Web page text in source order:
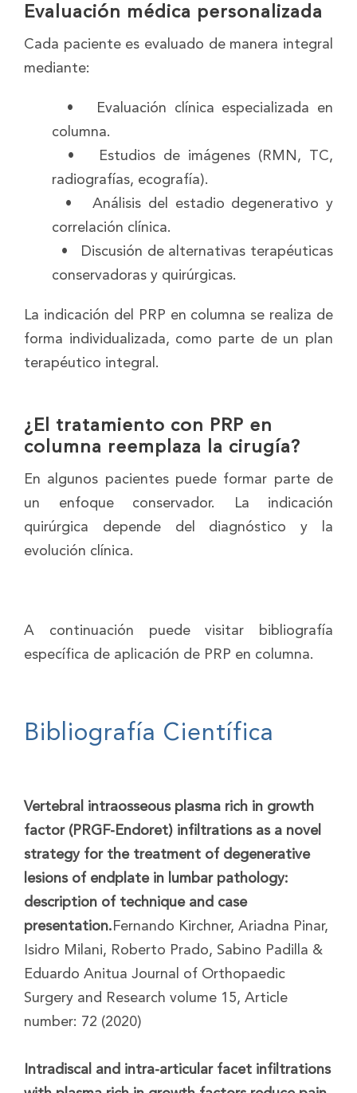
Evaluación médica personalizada
Cada paciente es evaluado de manera integral
mediante:
• Evaluación clínica especializada en
columna.
• Estudios de imágenes (RMN, TC,
radiografías, ecografía).
• Análisis del estadio degenerativo y
correlación clínica.
• Discusión de alternativas terapéuticas
conservadoras y quirúrgicas.
La indicación del PRP en columna se realiza de
forma individualizada, como parte de un plan
terapéutico integral.
¿El tratamiento con PRP en
columna reemplaza la cirugía?
En algunos pacientes puede formar parte de
un enfoque conservador. La indicación
quirúrgica depende del diagnóstico y la
evolución clínica.
A continuación puede visitar bibliografía
específica de aplicación de PRP en columna.
Bibliografía Científica
Vertebral intraosseous plasma rich in growth
factor (PRGF-Endoret) infiltrations as a novel
strategy for the treatment of degenerative
lesions of endplate in lumbar pathology:
description of technique and case
presentation.Fernando Kirchner, Ariadna Pinar,
Isidro Milani, Roberto Prado, Sabino Padilla &
Eduardo Anitua Journal of Orthopaedic
Surgery and Research volume 15, Article
number: 72 (2020)
Intradiscal and intra-articular facet infiltrations